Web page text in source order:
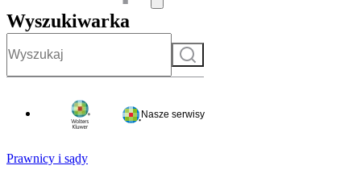
Wyszukiwarka
Szukaj
Nasze serwisy
Prawnicy i sądy